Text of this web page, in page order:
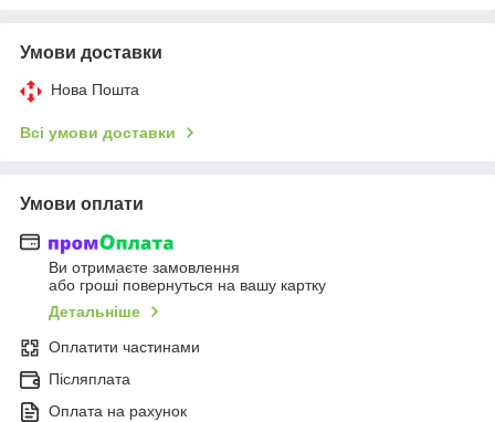
Умови доставки
Нова Пошта
Всі умови доставки
Умови оплати
Ви отримаєте замовлення
або гроші повернуться на вашу картку
Детальніше
Оплатити частинами
Післяплата
Оплата на рахунок